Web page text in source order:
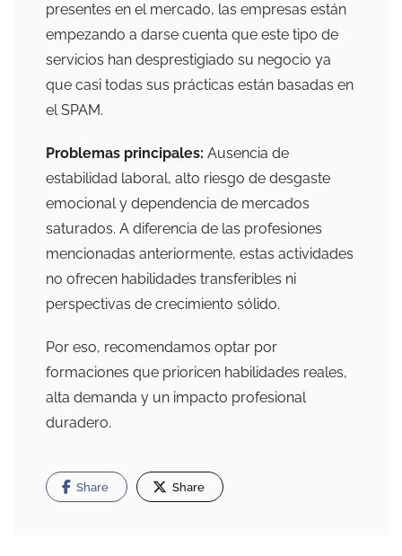
presentes en el mercado, las empresas están
empezando a darse cuenta que este tipo de
servicios han desprestigiado su negocio ya
que casi todas sus prácticas están basadas en
el SPAM.
Problemas principales: Ausencia de
estabilidad laboral, alto riesgo de desgaste
emocional y dependencia de mercados
saturados. A diferencia de las profesiones
mencionadas anteriormente, estas actividades
no ofrecen habilidades transferibles ni
perspectivas de crecimiento sólido.
Por eso, recomendamos optar por
formaciones que prioricen habilidades reales,
alta demanda y un impacto profesional
duradero.
Share Share